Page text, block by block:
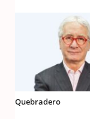
Quebradero